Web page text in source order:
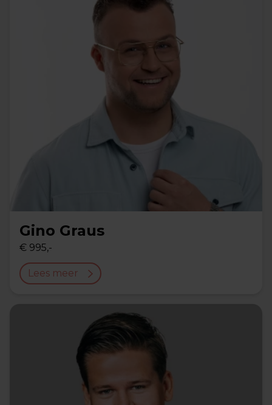
Gino Graus
€ 995,-
Lees meer